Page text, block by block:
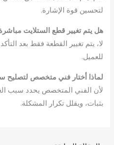
لتحسين قوة الإشارة.
هل يتم تغيير قطع الستلايت
لا، يتم تغيير القطعة فقط بعد
للعميل.
لماذا أختار فني متخصص لتصليح
لأن الفني المتخصص يحدد سبب
بثبات، ويقلل تكرار المشكلة.